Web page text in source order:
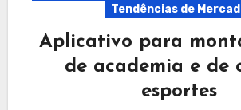
Tendências de
Aplicativo para
de academia e de
esportes